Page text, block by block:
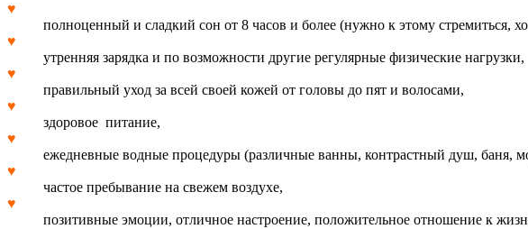
♥
полноценный и сладкий сон от 8 часов и более (нужно к этому стремиться,
♥
утренняя зарядка и по возможности другие регулярные физические нагрузки,
♥
правильный уход за всей своей кожей от головы до пят и волосами,
♥
здоровое питание,
♥
ежедневные водные процедуры (различные ванны, контрастный душ, баня,
♥
частое пребывание на свежем воздухе,
♥
позитивные эмоции, отличное настроение, положительное отношение к